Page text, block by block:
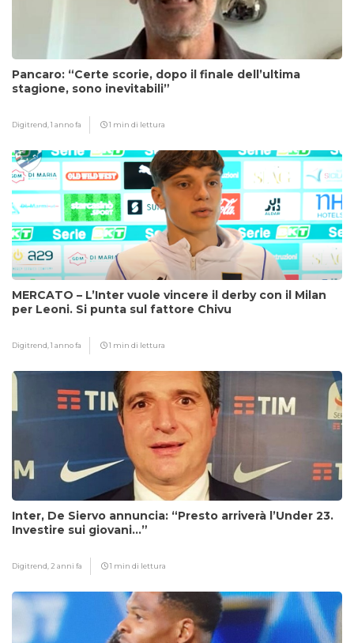
Pancaro: “Certe scorie, dopo il finale dell’ultima
stagione, sono inevitabili”
Digitrend,1 anno fa 1 min di lettura
MERCATO – L’Inter vuole vincere il derby con il Milan
per Leoni. Si punta sul fattore Chivu
Digitrend,1 anno fa 1 min di lettura
Inter, De Siervo annuncia: “Presto arriverà l’Under 23.
Investire sui giovani…”
Digitrend, 2 anni fa 1 min di lettura